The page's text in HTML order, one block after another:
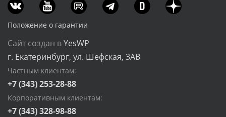
Положение о гарантии
Сайт создан вYesWP
г. Екатеринбург, ул. Шефская, 3АВ
Частным клиентам:
+7 (343) 253-28-88
Корпоративным клиентам:
+7 (343) 328-98-88